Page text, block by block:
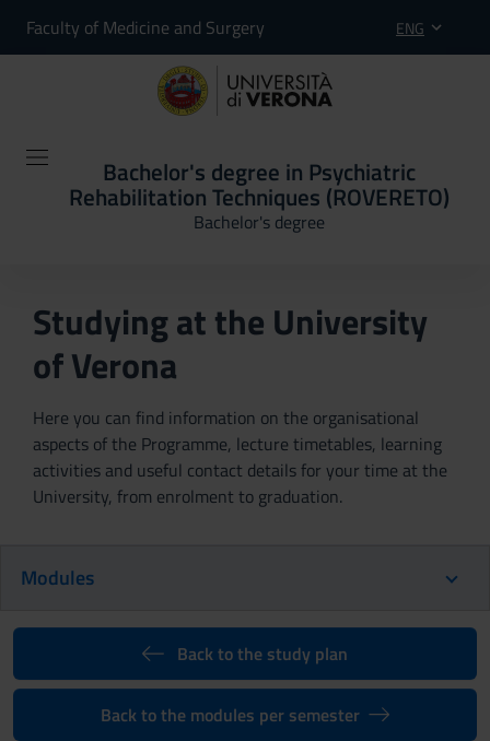
Faculty of Medicine and Surgery ENG
Bachelor's degree in Psychiatric
Rehabilitation Techniques (ROVERETO)
Bachelor's degree
Studying at the University
of Verona
Here you can find information on the organisational
aspects of the Programme, lecture timetables, learning
activities and useful contact details for your time at the
University, from enrolment to graduation.
Modules
Back to the study plan
Back to the modules per semester